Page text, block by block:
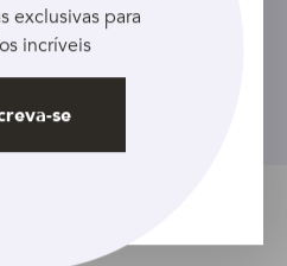
se
exclusivas para
incríveis
se